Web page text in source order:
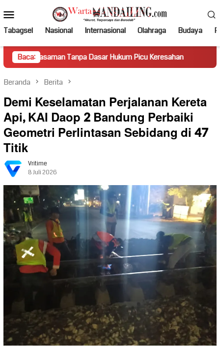
ke
kontenMobile
Tabagsel Nasional Internasional Olahraga Budaya
Baca:
Tanpa Dasar Hukum Picu Keresahan Truk Miring
Beranda Berita
Demi Keselamatan Perjalanan Kereta
Api, KAI Daop 2 Bandung Perbaiki
Geometri Perlintasan Sebidang di 47
Titik
Vritime
8 Juli 2026